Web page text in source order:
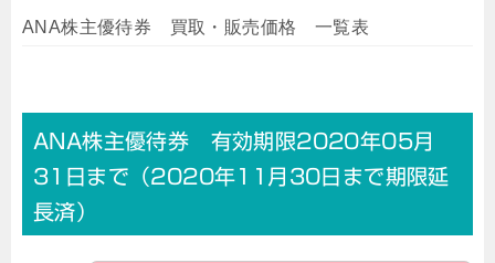
ANA株主優待券 買取・販売価格 一覧表
ANA株主優待券 有効期限2020年05月
31日まで（2020年11月30日まで期限延
長済）